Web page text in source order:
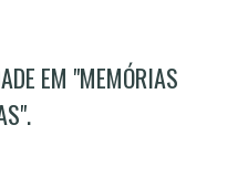
EM "MEMÓRIAS